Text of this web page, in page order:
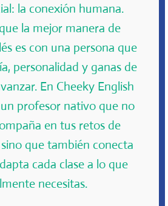
la conexión humana.
la mejor manera de
es con una persona que
personalidad y ganas de
En Cheeky English
profesor nativo que no
en tus retos de
que también conecta
cada clase a lo que
necesitas.